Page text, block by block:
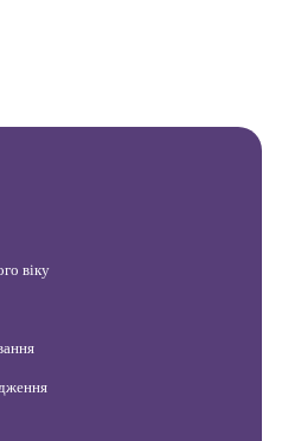
віку